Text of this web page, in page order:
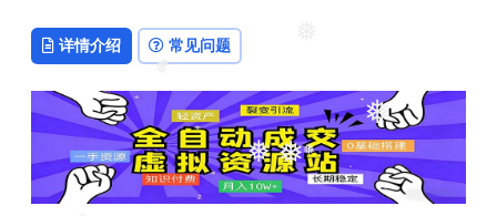
❅
❅
❅ ❅
❅ ❅
详情介绍 常见问题